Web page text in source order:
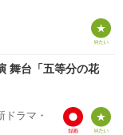
舞台「五等分の花
ドラマ・